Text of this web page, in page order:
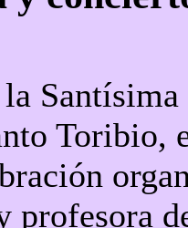
Toribio,
profesora